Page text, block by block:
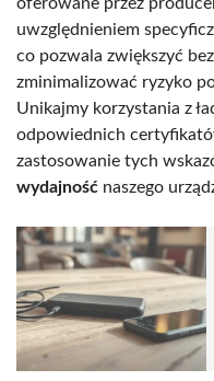
uwzględnieniem
co pozwala zwiększyć
zminimalizować ryzyko
Unikajmy korzystania z
odpowiednich
zastosowanie tych
wydajność naszego